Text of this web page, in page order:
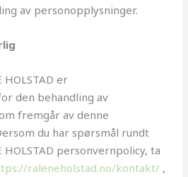
av personopplysninger.
HOLSTAD er
den behandling av
fremgår av denne
du har spørsmål rundt
HOLSTAD personvernpolicy, ta
raleneholstad.no/kontakt/ ,